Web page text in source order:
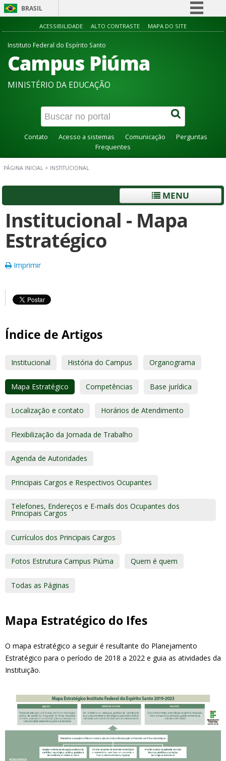
BRASIL
Simplifique!
Acesso à informação
Canais
ACESSIBILIDADE ALTO CONTRASTE MAPA DO SITE
Instituto Federal do Espírito Santo
Campus Piúma
MINISTÉRIO DA EDUCAÇÃO
Contato Acesso a sistemas Comunicação
Perguntas
Frequentes
PÁGINA INICIAL > INSTITUCIONAL
MENU
Institucional - Mapa
Estratégico
Imprimir
Índice de Artigos
Institucional História do Campus Organograma
Mapa Estratégico Competências Base jurídica
Localização e contato Horários de Atendimento
Flexibilização da Jornada de Trabalho
Agenda de Autoridades
Principais Cargos e Respectivos Ocupantes
Telefones, Endereços e E-mails dos Ocupantes dos
Principais Cargos
Currículos dos Principais Cargos
Fotos Estrutura Campus Piúma Quem é quem
Todas as Páginas
Mapa Estratégico do Ifes
O mapa estratégico a seguir é resultante do Planejamento
Estratégico para o período de 2018 a 2022 e guia as atividades da
Instituição.